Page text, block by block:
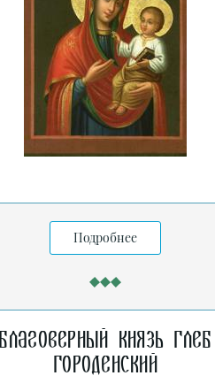
Подробнее
Благоверный князь Глеб
Городенский